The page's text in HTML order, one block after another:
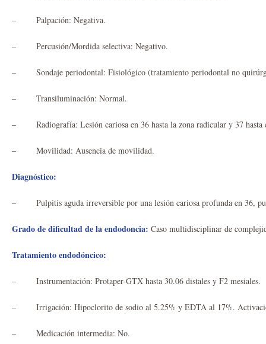
– Palpación: Negativa.
– Percusión/Mordida selectiva: Negativo.
– Sondaje periodontal: Fisiológico (tratamiento periodontal no
– Transiluminación: Normal.
– Radiografía: Lesión cariosa en 36 hasta la zona radicular y 37 hasta
– Movilidad: Ausencia de movilidad.
Diagnóstico:
– Pulpitis aguda irreversible por una lesión cariosa profunda en 36,
Grado de dificultad de la endodoncia: Caso multidisciplinar de
Tratamiento endodóncico:
– Instrumentación: Protaper-GTX hasta 30.06 distales y F2 mesiales.
– Irrigación: Hipoclorito de sodio al 5.25% y EDTA al 17%.
– Medicación intermedia: No.